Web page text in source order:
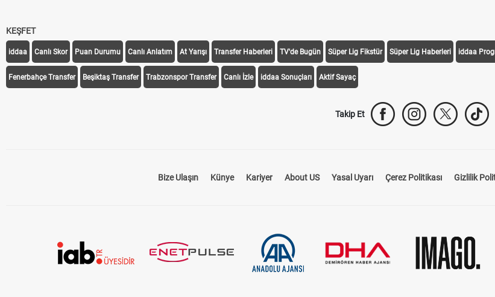
KEŞFET
iddaa Canlı Skor Puan Durumu Canlı Anlatım At Yarışı Transfer Haberleri TV'de Bugün Süper Lig Fikstür Süper Lig Haberleri iddaa
Fenerbahçe Transfer Beşiktaş Transfer Trabzonspor Transfer Canlı İzle iddaa Sonuçları Aktif Sayaç
Takip Et
Bize Ulaşın Künye Kariyer About US Yasal Uyarı Çerez Politikası Gizlilik